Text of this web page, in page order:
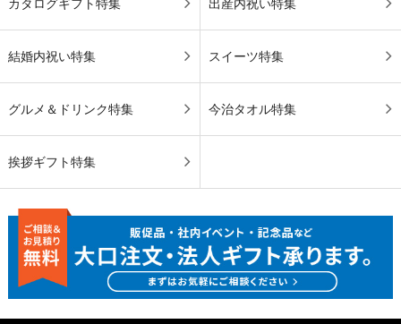
カタログギフト特集 出産内祝い特集
結婚内祝い特集 スイーツ特集
グルメ＆ドリンク特集 今治タオル特集
挨拶ギフト特集